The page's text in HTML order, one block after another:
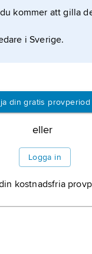
kommer att gilla
i Sverige.
din gratis provperiod
eller
Logga in
kostnadsfria